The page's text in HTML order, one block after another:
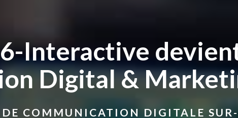
Interactive
Digital &
DE COMMUNICATION DIGITALE